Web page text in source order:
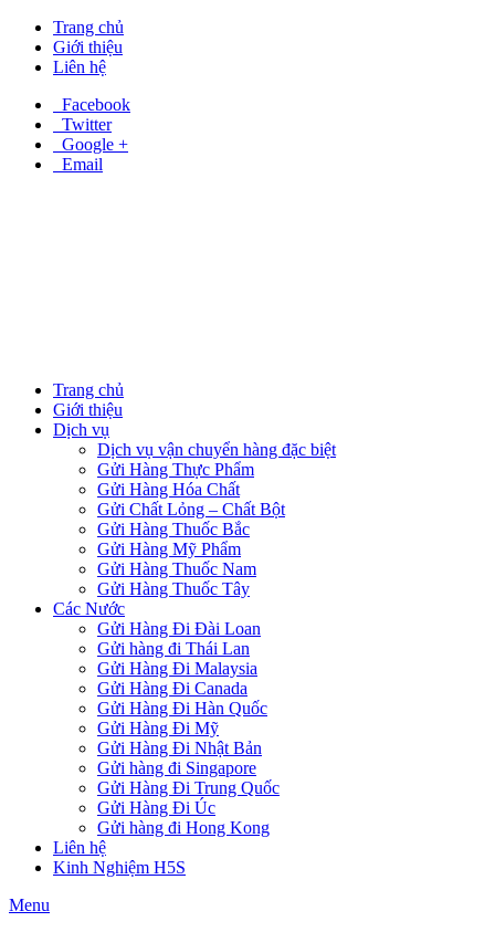
Trang chủ
Giới thiệu
Liên hệ
Facebook
Twitter
Google +
Email
Trang chủ
Giới thiệu
Dịch vụ
Dịch vụ vận chuyển hàng đặc biệt
Gửi Hàng Thực Phẩm
Gửi Hàng Hóa Chất
Gửi Chất Lỏng – Chất Bột
Gửi Hàng Thuốc Bắc
Gửi Hàng Mỹ Phẩm
Gửi Hàng Thuốc Nam
Gửi Hàng Thuốc Tây
Các Nước
Gửi Hàng Đi Đài Loan
Gửi hàng đi Thái Lan
Gửi Hàng Đi Malaysia
Gửi Hàng Đi Canada
Gửi Hàng Đi Hàn Quốc
Gửi Hàng Đi Mỹ
Gửi Hàng Đi Nhật Bản
Gửi hàng đi Singapore
Gửi Hàng Đi Trung Quốc
Gửi Hàng Đi Úc
Gửi hàng đi Hong Kong
Liên hệ
Kinh Nghiệm H5S
Menu